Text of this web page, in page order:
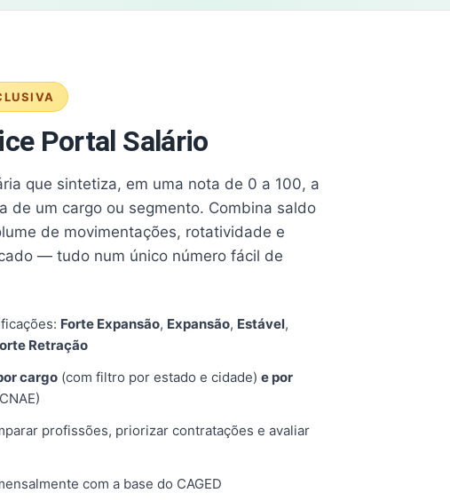
Portal Salário
que sintetiza, em uma nota de 0 a 100, a
de um cargo ou segmento. Combina saldo
de movimentações, rotatividade e
— tudo num único número fácil de
Forte Expansão, Expansão, Estável,
Retração
cargo (com filtro por estado e cidade) e por
profissões, priorizar contratações e avaliar
com a base do CAGED